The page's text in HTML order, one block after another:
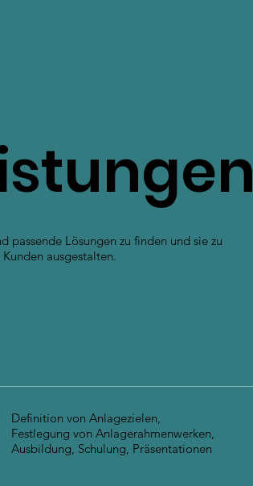
passende Lösungen zu finden und sie zu
ausgestalten.
Definition von Anlagezielen,
Festlegung von Anlagerahmenwerken,
Ausbildung, Schulung, Präsentationen